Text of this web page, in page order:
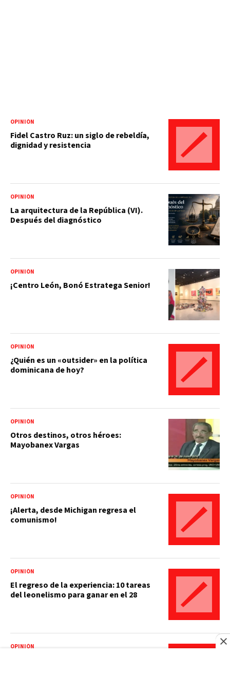
OPINIÓN
Fidel Castro Ruz: un siglo de rebeldía,
dignidad y resistencia
OPINIÓN
La arquitectura de la República (VI).
Después del diagnóstico
OPINIÓN
¡Centro León, Bonó Estratega Senior!
OPINIÓN
¿Quién es un «outsider» en la política
dominicana de hoy?
OPINIÓN
Otros destinos, otros héroes:
Mayobanex Vargas
OPINIÓN
¡Alerta, desde Michigan regresa el
comunismo!
OPINIÓN
El regreso de la experiencia: 10 tareas
del leonelismo para ganar en el 28
OPINIÓN